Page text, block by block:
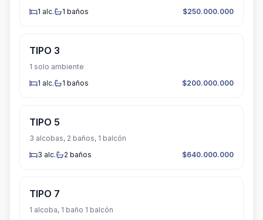
1 alc. 1 baños $250.000.000
TIPO 3
1 solo ambiente
1 alc. 1 baños $200.000.000
TIPO 5
3 alcobas, 2 baños, 1 balcón
3 alc. 2 baños $640.000.000
TIPO 7
1 alcoba, 1 baño 1 balcón